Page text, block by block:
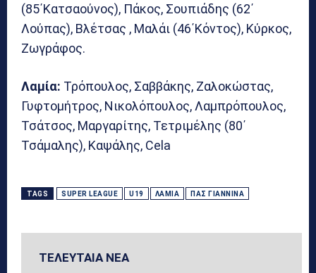
(85΄Κατσαούνος), Πάκος, Σουπιάδης (62΄
Λούπας), Βλέτσας , Μαλάι (46΄Κόντος), Κύρκος,
Ζωγράφος.
Λαμία: Τρόπουλος, Σαββάκης, Ζαλοκώστας,
Γυφτομήτρος, Νικολόπουλος, Λαμπρόπουλος,
Τσάτσος, Μαργαρίτης, Τετριμέλης (80΄
Τσάμαλης), Καψάλης, Cela
TAGS SUPER LEAGUE U19 ΛΑΜΊΑ ΠΑΣ ΓΙΆΝΝΙΝΑ
ΤΕΛΕΥΤΑΙΑ ΝΕΑ